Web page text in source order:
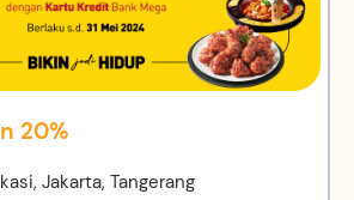
20%
Jakarta, Tangerang